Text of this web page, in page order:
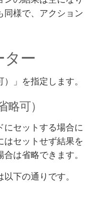
同様で、アクション
ー
」を指定します。
可）
にセットする場合に
はセットせず結果を
は省略できます。
下の通りです。